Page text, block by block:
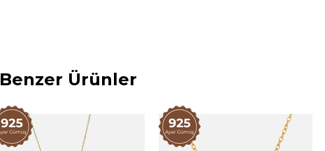
Kullanım Talimatı:
temizleme bezi kullanmanızı öneririz. Sert ve
malzemeleri kullanmaktan kaçının.
Benzer Ürünler